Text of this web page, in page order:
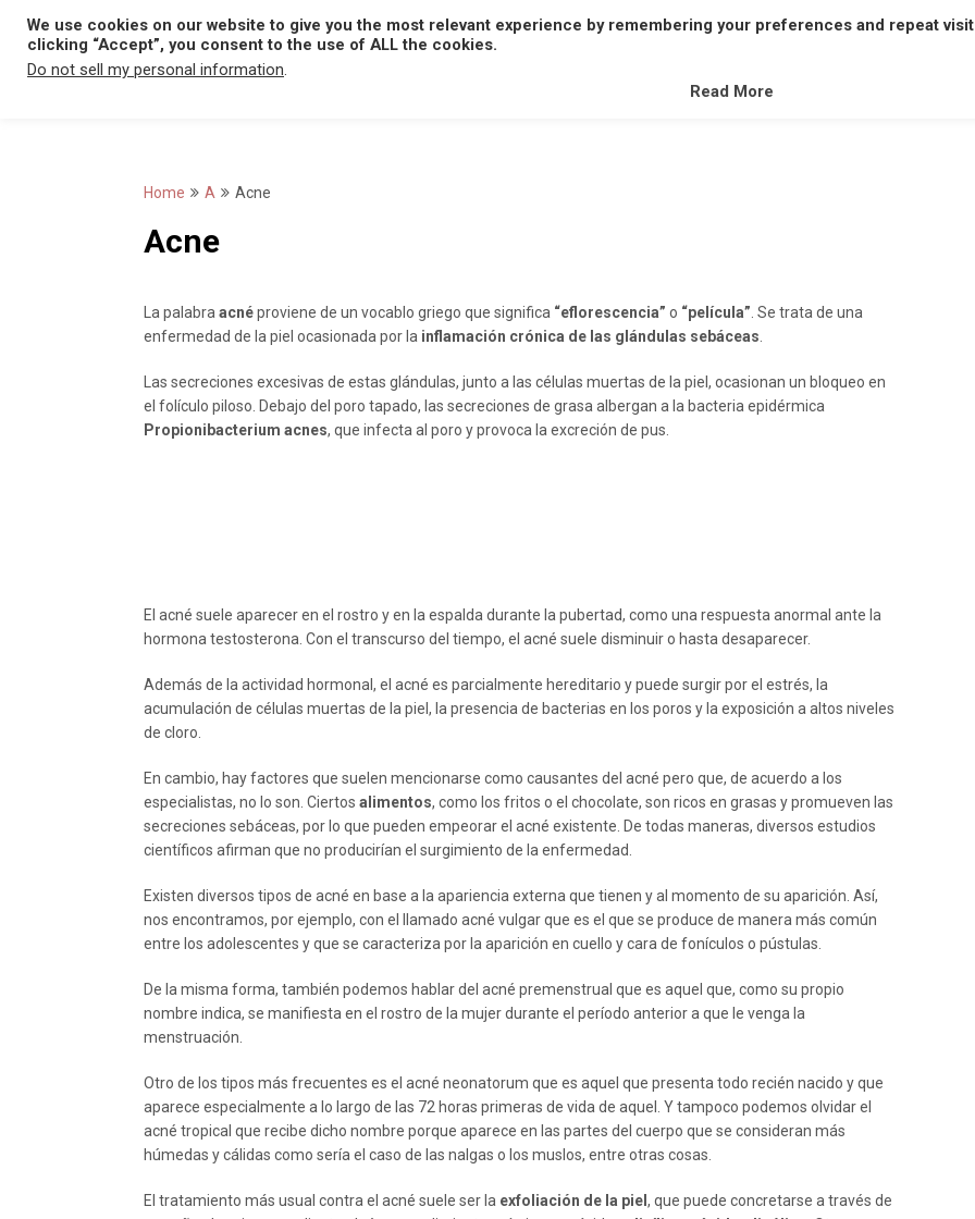
content
A B C D E F G H I J K L M
Home A Acne
Acne
La palabra acnéproviene de un vocablo griego que significa “eflorescencia” o “película” . Se trata de una
enfermedad de la piel ocasionada por la inflamación crónica de las glándulas sebáceas
Las secreciones excesivas de estas glándulas, junto a las células muertas de la piel, ocasionan un bloqueo en
el folículo piloso. Debajo del poro tapado, las secreciones de grasa albergan a la bacteria epidérmica
Propionibacterium acnes, que infecta al poro y provoca la excreción de pus.
El acné suele aparecer en el rostro y en la espalda durante la pubertad, como una respuesta anormal ante la
hormona testosterona. Con el transcurso del tiempo, el acné suele disminuir o hasta desaparecer.
Además de la actividad hormonal, el acné es parcialmente hereditario y puede surgir por el estrés, la
acumulación de células muertas de la piel, la presencia de bacterias en los poros y la exposición a altos niveles
de cloro.
En cambio, hay factores que suelen mencionarse como causantes del acné pero que, de acuerdo a los
especialistas, no lo son. Ciertos alimentos, como los fritos o el chocolate, son ricos en grasas y promueven las
secreciones sebáceas, por lo que pueden empeorar el acné existente. De todas maneras, diversos estudios
científicos afirman que no producirían el surgimiento de la enfermedad.
Existen diversos tipos de acné en base a la apariencia externa que tienen y al momento de su aparición. Así,
nos encontramos, por ejemplo, con el llamado acné vulgar que es el que se produce de manera más común
entre los adolescentes y que se caracteriza por la aparición en cuello y cara de fonículos o pústulas.
De la misma forma, también podemos hablar del acné premenstrual que es aquel que, como su propio
nombre indica, se manifiesta en el rostro de la mujer durante el período anterior a que le venga la
menstruación.
Otro de los tipos más frecuentes es el acné neonatorum que es aquel que presenta todo recién nacido y que
aparece especialmente a lo largo de las 72 horas primeras de vida de aquel. Y tampoco podemos olvidar el
acné tropical que recibe dicho nombre porque aparece en las partes del cuerpo que se consideran más
húmedas y cálidas como sería el caso de las nalgas o los muslos, entre otras cosas.
El tratamiento más usual contra el acné suele ser la exfoliación de la piel , que puede concretarse a través de
We use cookies on our website to give you the most relevant experience by remembering your preferences and repeat
clicking “Accept”, you consent to the use of ALL the cookies.
Do not sell my personal information.
Read More